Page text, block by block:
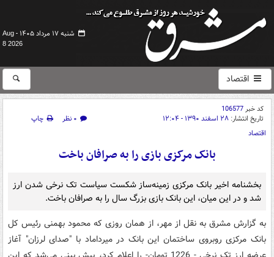
شنبه ۱۷ مرداد ۱۴۰۵ -
Aug
8 2026
اقتصاد
کد خبر106577
تاریخ انتشار: ۲۸ اسفند ۱۳۹۰ - ۱۲:۰۴ ۰ نظر
چاپ
اقتصاد
بانک مرکزی بازی را به صرافان باخت
بخشنامه اخیر بانک مرکزی زمینه‌ساز شکست سیاست تک نرخی شدن ارز
شد و در این میان، این بانک بازی بزرگ سال را به صرافان باخت.
به گزارش مشرق به نقل از مهر، از همان روزی که محمود بهمنی رئیس کل
بانک مرکزی روبروی ساختمان این بانک در میرداماد با "صدای لرزان" آغاز